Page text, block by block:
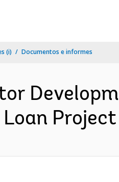
(i) Documentos e informes
Project